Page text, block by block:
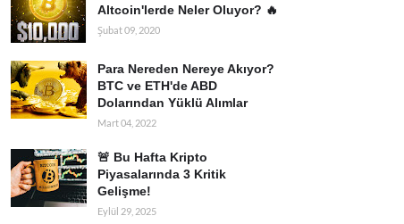
Altcoin'lerde Neler Oluyor? 🔥
Şubat 09, 2020
Para Nereden Nereye Akıyor?
BTC ve ETH'de ABD
Dolarından Yüklü Alımlar
Mart 04, 2022
🚨 Bu Hafta Kripto
Piyasalarında 3 Kritik
Gelişme!
Eylül 29, 2025